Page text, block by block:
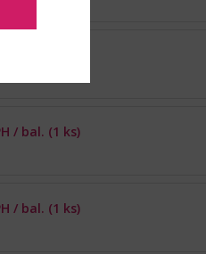
/ bal. (1 ks)
/ bal. (1 ks)